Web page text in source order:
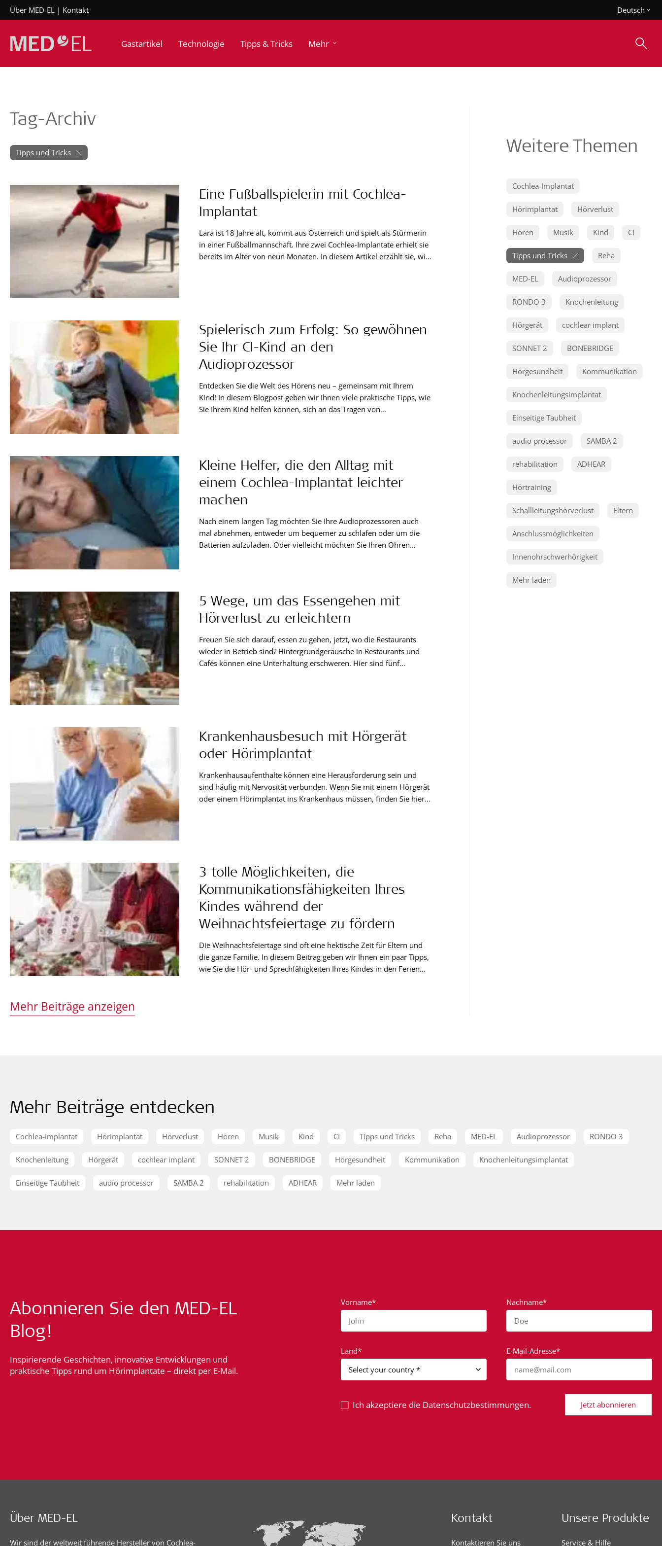
Über MED-EL Kontakt Deutsch
Gastartikel Technologie Tipps & Tricks Mehr
Tag-Archiv
Tipps und Tricks
Eine Fußballspielerin mit Cochlea-
Implantat
Lara ist 18 Jahre alt, kommt aus Österreich und spielt als Stürmerin
in einer Fußballmannschaft. Ihre zwei Cochlea-Implantate erhielt sie
bereits im Alter von neun Monaten. In diesem Artikel erzählt sie, wie
Spielerisch zum Erfolg: So gewöhnen
Sie Ihr CI-Kind an den
Audioprozessor
Entdecken Sie die Welt des Hörens neu – gemeinsam mit Ihrem
Kind! In diesem Blogpost geben wir Ihnen viele praktische Tipps, wie
Sie Ihrem Kind helfen können, sich an das Tragen von
Kleine Helfer, die den Alltag mit
einem Cochlea-Implantat leichter
machen
Nach einem langen Tag möchten Sie Ihre Audioprozessoren auch
mal abnehmen, entweder um bequemer zu schlafen oder um die
Batterien aufzuladen. Oder vielleicht möchten Sie Ihren Ohren
5 Wege, um das Essengehen mit
Hörverlust zu erleichtern
Freuen Sie sich darauf, essen zu gehen, jetzt, wo die Restaurants
wieder in Betrieb sind? Hintergrundgeräusche in Restaurants und
Cafés können eine Unterhaltung erschweren. Hier sind fünf
Krankenhausbesuch mit Hörgerät
oder Hörimplantat
Krankenhausaufenthalte können eine Herausforderung sein und
sind häufig mit Nervosität verbunden. Wenn Sie mit einem Hörgerät
oder einem Hörimplantat ins Krankenhaus müssen, finden Sie hier
3 tolle Möglichkeiten, die
Kommunikationsfähigkeiten Ihres
Kindes während der
Weihnachtsfeiertage zu fördern
Die Weihnachtsfeiertage sind oft eine hektische Zeit für Eltern und
die ganze Familie. In diesem Beitrag geben wir Ihnen ein paar Tipps,
wie Sie die Hör- und Sprechfähigkeiten Ihres Kindes in den Ferien
Mehr Beiträge anzeigen
Weitere Themen
Cochlea-Implantat
Hörimplantat Hörverlust
Hören Musik Kind CI
Tipps und Tricks Reha
MED-EL Audioprozessor
RONDO 3 Knochenleitung
Hörgerät cochlear implant
SONNET 2 BONEBRIDGE
Hörgesundheit Kommunikation
Knochenleitungsimplantat
Einseitige Taubheit
audio processor SAMBA 2
rehabilitation ADHEAR
Hörtraining
Schallleitungshörverlust Eltern
Anschlussmöglichkeiten
Innenohrschwerhörigkeit
Mehr laden
Mehr Beiträge entdecken
Cochlea-Implantat Hörimplantat Hörverlust Hören Musik Kind CI Tipps und Tricks Reha MED-EL Audioprozessor RONDO 3
Knochenleitung Hörgerät cochlear implant SONNET 2 BONEBRIDGE Hörgesundheit Kommunikation Knochenleitungsimplantat
Einseitige Taubheit audio processor SAMBA 2 rehabilitation ADHEAR Mehr laden
Abonnieren Sie den MED-EL
Blog!
Inspirierende Geschichten, innovative Entwicklungen und
praktische Tipps rund um Hörimplantate – direkt per E-Mail.
Vorname*
John
Nachname*
Doe
Land*
E-Mail-Adresse*
name@mail.com
Ich akzeptiere die Datenschutzbestimmungen. Jetzt abonnieren
Über MED-EL
Wir sind der weltweit führende Hersteller von Cochlea-
Kontakt
Kontaktieren Sie uns
Unsere Produkte
Service & Hilfe